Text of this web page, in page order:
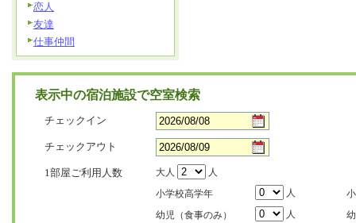
恋人
友達
仕事仲間
表示中の宿泊施設で空室検索
チェックイン
チェックアウト
1部屋ご利用人数 大人
人
小学校高学年
人
幼児（食事のみ）
人